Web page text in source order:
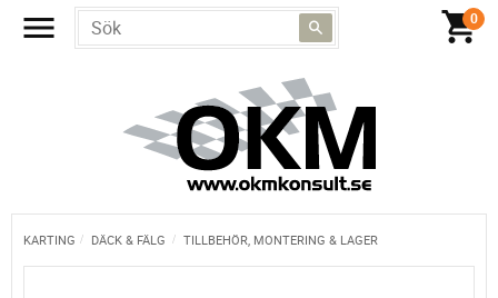
KARTING DÄCK & FÄLG TILLBEHÖR, MONTERING & LAGER